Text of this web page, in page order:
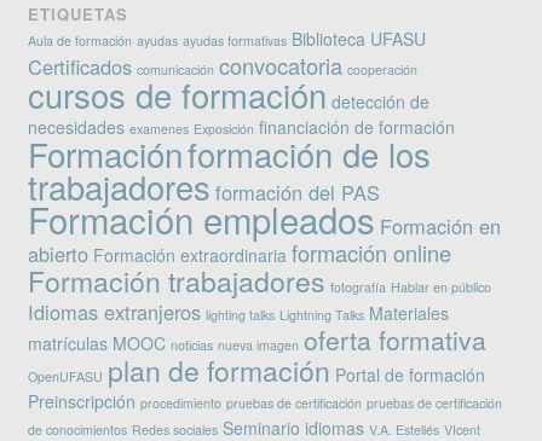
ETIQUETAS
Aula de formación ayudas ayudas formativas Biblioteca UFASU
Certificados comunicación convocatoria cooperación
cursos de formación detección de
necesidades examenes Exposición financiación de formación
Formaciónformación de los
trabajadores formación del PAS
Formación empleados Formación en
abierto Formación extraordinaria formación online
Formación trabajadores fotografía Hablar en público
Idiomas extranjeros lighting talks Lightning Talks Materiales
matrículas MOOC noticias nueva imagen oferta formativa
OpenUFASU plan de formación Portal de formación
Preinscripción procedimiento pruebas de certificación pruebas de certificación
de conocimientos Redes sociales Seminario idiomas V.A. Estellés VIcent